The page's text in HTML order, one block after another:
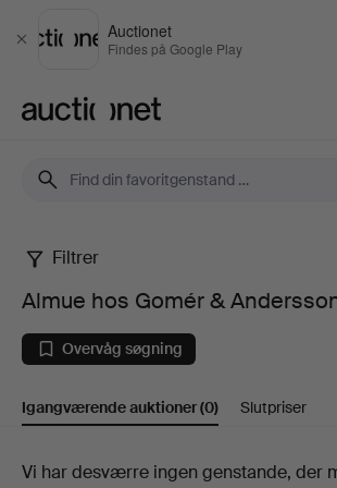
Luk
Auctionet
Findes på Google Play
Almue
hos
Gomér
&
Filtrer
Almue hos Gomér &
Overvåg søgning
Igangværende auktioner(0) Slutpriser
Igangværende
Vi har desværre ingen genstande, der